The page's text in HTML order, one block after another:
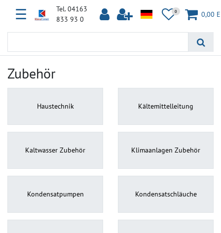
☰
Tel. 04163
833 93 0
0 0,00
Zubehör
Haustechnik Kältemittelleitung
Kaltwasser Zubehör Klimaanlagen Zubehör
Kondensatpumpen Kondensatschläuche